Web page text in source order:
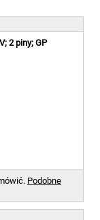
2 piny; GP
Podobne